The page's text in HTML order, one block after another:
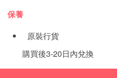
保養
原裝行貨
購買後3-20日內兌換